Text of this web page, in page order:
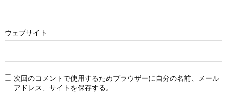
ウェブサイト
次回のコメントで使用するためブラウザーに自分の名前、メール
アドレス、サイトを保存する。